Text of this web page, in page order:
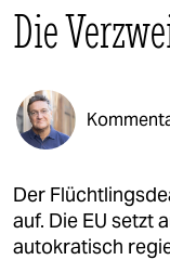
politik
öko
gesellschaft
kultur
sport
Die
Der
auf. Die EU setzt
autokratisch